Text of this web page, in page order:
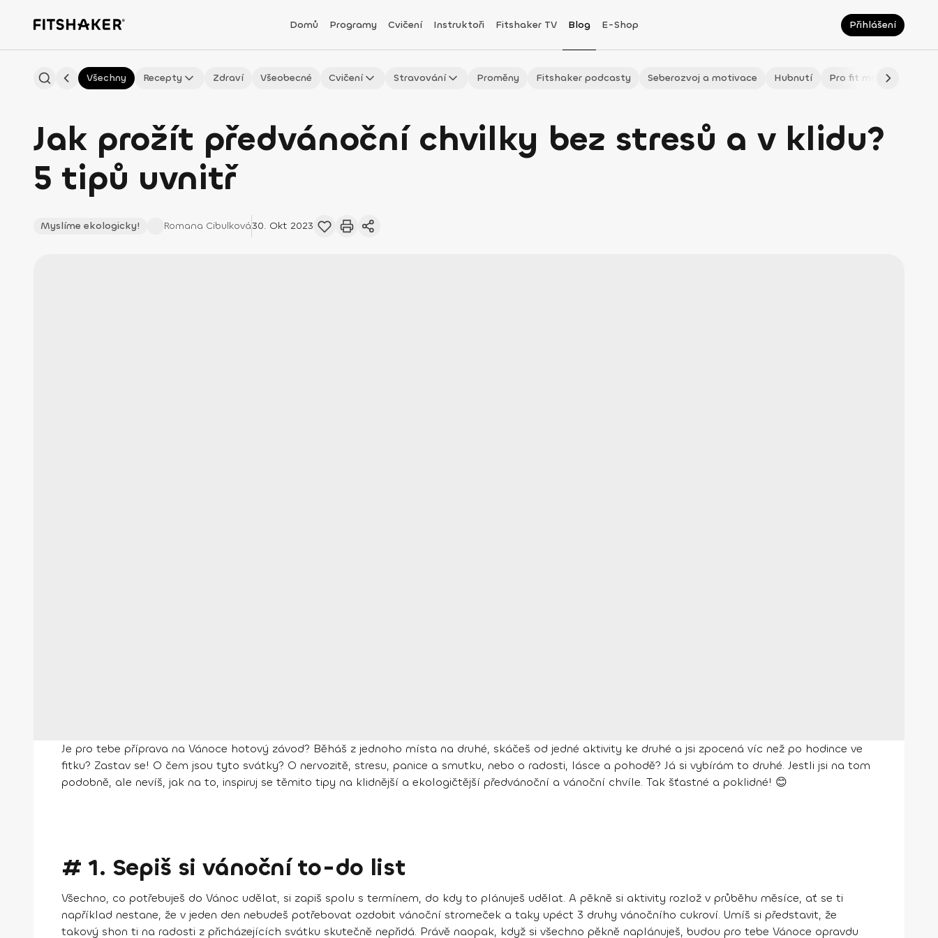
Domů Programy Cvičení Instruktoři Fitshaker TV Blog E-Shop Přihlášení
Všechny Recepty Zdraví Všeobecné Cvičení Stravování Proměny Fitshaker podcasty Seberozvoj a motivace Hubnutí Pro fit maminky
Jak prožít předvánoční chvilky bez stresů a v klidu?
5 tipů uvnitř
Myslíme ekologicky! Romana Cibulková30. Okt 2023
Je pro tebe příprava na Vánoce hotový závod? Běháš z jednoho místa na druhé, skáčeš od jedné aktivity ke druhé a jsi zpocená víc než po hodince ve
fitku? Zastav se! O čem jsou tyto svátky? O nervozitě, stresu, panice a smutku, nebo o radosti, lásce a pohodě? Já si vybírám to druhé. Jestli jsi na tom
podobně, ale nevíš, jak na to, inspiruj se těmito tipy na klidnější a ekologičtější předvánoční a vánoční chvíle. Tak šťastné a poklidné! 😊
# 1. Sepiš si vánoční to-do list
Všechno, co potřebuješ do Vánoc udělat, si zapiš spolu s termínem, do kdy to plánuješ udělat. A pěkně si aktivity rozlož v průběhu měsíce, ať se ti
například nestane, že v jeden den nebudeš potřebovat ozdobit vánoční stromeček a taky upéct 3 druhy vánočního cukroví. Umíš si představit, že
takový shon ti na radosti z přicházejících svátku skutečně nepřidá. Právě naopak, když si všechno pěkně naplánuješ, budou pro tebe Vánoce opravdu